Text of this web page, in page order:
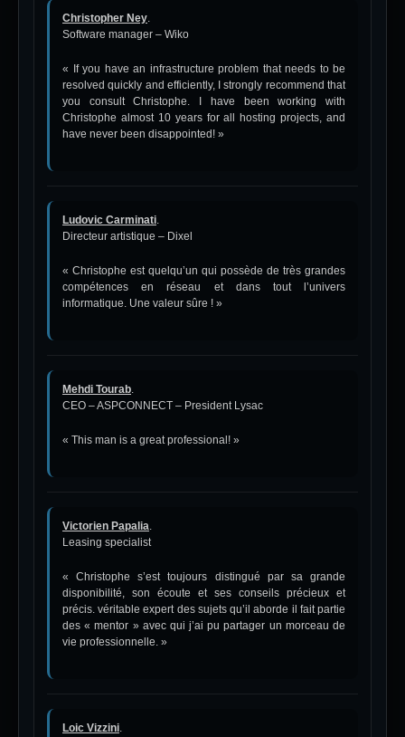
Christopher Ney.
Software manager – Wiko
« If you have an infrastructure problem that needs to be
resolved quickly and efficiently, I strongly recommend that
you consult Christophe. I have been working with
Christophe almost 10 years for all hosting projects, and
have never been disappointed! »
Ludovic Carminati.
Directeur artistique – Dixel
« Christophe est quelqu’un qui possède de très grandes
compétences en réseau et dans tout l’univers
informatique. Une valeur sûre ! »
Mehdi Tourab.
CEO – ASPCONNECT – President Lysac
« This man is a great professional! »
Victorien Papalia.
Leasing specialist
« Christophe s’est toujours distingué par sa grande
disponibilité, son écoute et ses conseils précieux et
précis. véritable expert des sujets qu’il aborde il fait partie
des « mentor » avec qui j’ai pu partager un morceau de
vie professionnelle. »
Loic Vizzini.